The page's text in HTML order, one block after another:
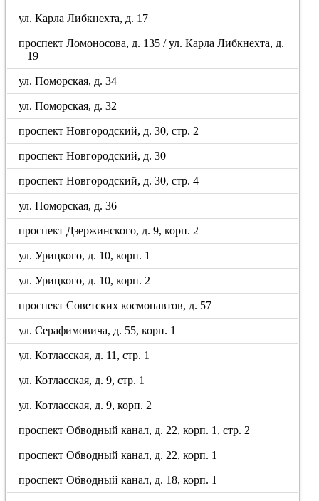
ул. Карла Либкнехта, д. 17
проспект Ломоносова, д. 135 / ул. Карла Либкнехта, д.
19
ул. Поморская, д. 34
ул. Поморская, д. 32
проспект Новгородский, д. 30, стр. 2
проспект Новгородский, д. 30
проспект Новгородский, д. 30, стр. 4
ул. Поморская, д. 36
проспект Дзержинского, д. 9, корп. 2
ул. Урицкого, д. 10, корп. 1
ул. Урицкого, д. 10, корп. 2
проспект Советских космонавтов, д. 57
ул. Серафимовича, д. 55, корп. 1
ул. Котласская, д. 11, стр. 1
ул. Котласская, д. 9, стр. 1
ул. Котласская, д. 9, корп. 2
проспект Обводный канал, д. 22, корп. 1, стр. 2
проспект Обводный канал, д. 22, корп. 1
проспект Обводный канал, д. 18, корп. 1